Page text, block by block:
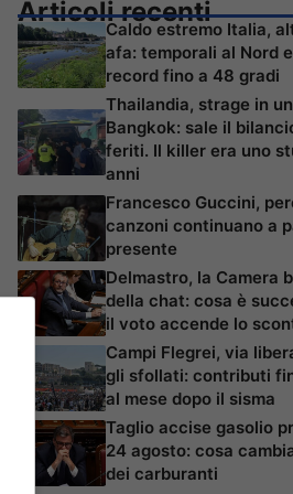
Articoli recenti
Caldo estremo Italia,
afa: temporali al Nord
record fino a 48 gradi
Thailandia, strage in
Bangkok: sale il
feriti. Il killer era uno
anni
Francesco Guccini,
canzoni continuano a
presente
Delmastro, la Camera
della chat: cosa è
il voto accende lo
Campi Flegrei, via
gli sfollati: contributi
al mese dopo il sisma
Taglio accise gasolio
24 agosto: cosa
dei carburanti